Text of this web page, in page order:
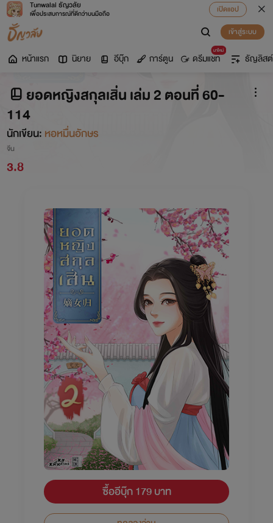
Tunwalai ธัญวลัย
เพื่อประสบการณ์ที่ดีกว่าบนมือถือ
เปิดแอป
เข้าสู่ระบบ
หน้าแรก นิยาย อีบุ๊ก การ์ตูน
มาใหม่
ดรีมแชท ธัญลิสต์
ยอดหญิงสกุลเสิ่น เล่ม 2 ตอนที่ 60-
114
นักเขียน: หอหมื่นอักษร
จีน
3.8
ซื้ออีบุ๊ก 179 บาท